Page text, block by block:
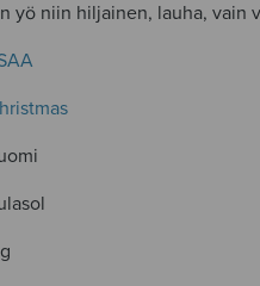
yö niin hiljainen, lauha, vain